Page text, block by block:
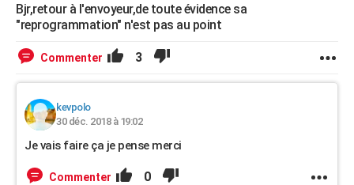
Bjr,retour à l'envoyeur,de toute évidence sa
"reprogrammation" n'est pas au point
Commenter 3
kevpolo
30 déc. 2018 à 19:02
Je vais faire ça je pense merci
Commenter 0